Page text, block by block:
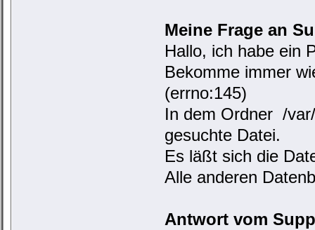
Meine Frage an
Hallo, ich habe ein
Bekomme immer
(errno:145)
In dem Ordner /
gesuchte Datei.
Es läßt sich die
Alle anderen
Antwort vom